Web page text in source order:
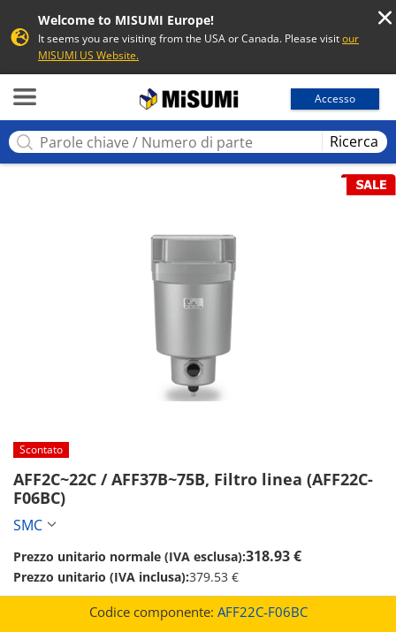
Welcome to MISUMI Europe!
It seems you are visiting from the USA or Canada. Please visitour
MISUMI US Website.
Accesso
Ricerca
Scontato
AFF2C~22C / AFF37B~75B, Filtro linea (AFF22C-
F06BC)
SMC
Prezzo unitario normale (IVA esclusa):318.93 €
Prezzo unitario (IVA inclusa):379.53 €
Codice componente: AFF22C-F06BC